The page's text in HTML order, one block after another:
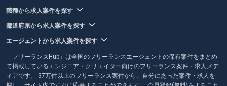
職種から求人案件を探す
都道府県から求人案件を探す
エージェントから求人案件を探す
「フリーランスHub」は全国のフリーランスエージェントの保有案件をまとめ
て掲載しているエンジニア・クリエイター向けのフリーランス案件・求人メデ
ィアです。 37万件以上のフリーランス案件から、自分にあった案件・求人を